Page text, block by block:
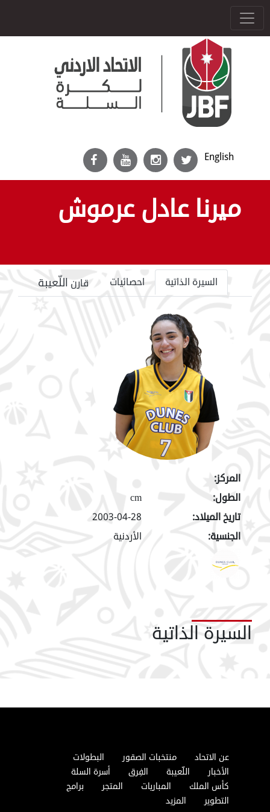
English
ميرنا عادل عرموش
السيرة الذاتية احصائيات قارن اللّعيبة
المركز:
الطول:
cm
تاريخ الميلاد:
2003-04-28
الجنسية:
الأردنية
السيرة الذاتية
عن الاتحاد منتخبات الصقور
البطولات
الأخبار
اللّعيبة الفِرق
أسرة السلة
كأس الملك
المباريات المتجر
برامج
التطوير
المزيد